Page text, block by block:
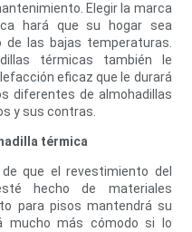
Elegir la marca
hará que su hogar sea
las bajas temperaturas.
térmicas también le
eficaz que le durará
diferentes de almohadillas
y sus contras.
térmica
que el revestimiento del
hecho de materiales
para pisos mantendrá su
mucho más cómodo si lo